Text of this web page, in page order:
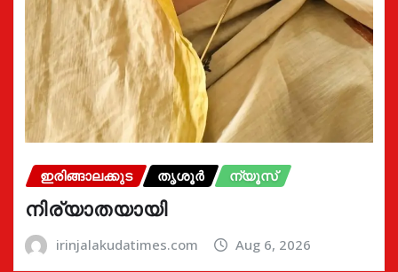
ഇരിങ്ങാലക്കുട തൃശൂർ ന്യൂസ്
നിര്യാതയായി
irinjalakudatimes.com Aug 6, 2026